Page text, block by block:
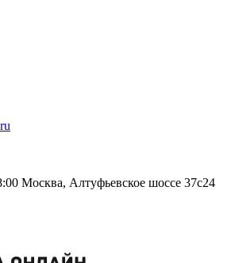
Москва, Алтуфьевское шоссе 37с24